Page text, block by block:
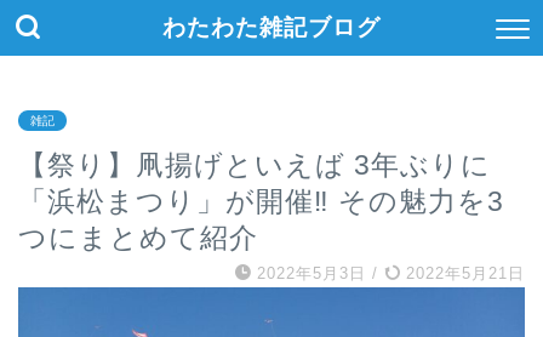
わたわた雑記ブログ
雑記
【祭り】凧揚げといえば 3年ぶりに
「浜松まつり」が開催‼ その魅力を3
つにまとめて紹介
2022年5月3日 / 2022年5月21日